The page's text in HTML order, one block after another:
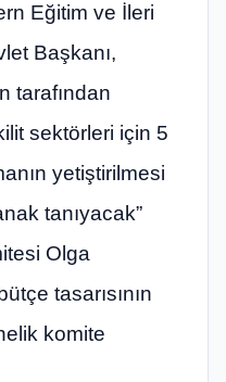
Eğitim ve İleri
Başkanı,
tarafından
sektörleri için 5
yetiştirilmesi
tanıyacak”
Olga
tasarısının
komite